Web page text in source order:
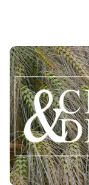
Conduite des
réussir ses
Retrouvez les
azotée et de
12 DÉC. 2025